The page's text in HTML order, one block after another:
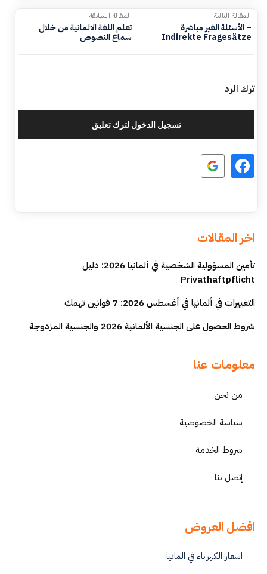
المقالة السابقة
تعلم اللغة الالمانية من خلال
سماع النصوص
المقالة التالية
الأسئلة الغير مباشرة –
Indirekte Fragesätze
ترك الرد
تسجيل الدخول لترك تعليق
اخر المقالات
تأمين المسؤولية الشخصية في ألمانيا 2026: دليل
Privathaftpflicht
التغييرات في ألمانيا في أغسطس 2026: 7 قوانين تهمك
شروط الحصول على الجنسية الألمانية 2026 والجنسية المزدوجة
معلومات عنا
من نحن
سياسة الخصوصية
شروط الخدمة
إتصل بنا
افضل العروض
اسعار الكهرباء في المانيا